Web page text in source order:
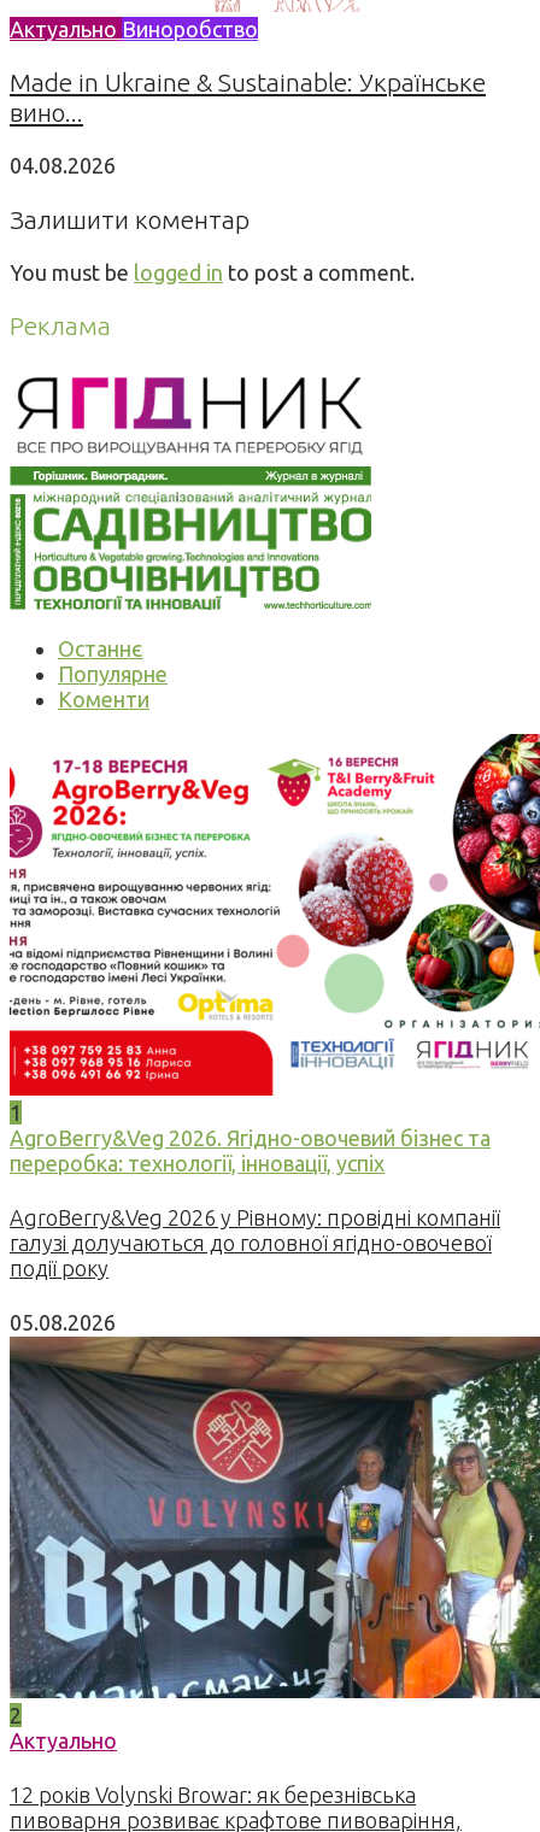
Актуально Виноробство
Made in Ukraine & Sustainable: Українське
вино...
04.08.2026
Залишити коментар
You must be logged in to post a comment.
Реклама
Останнє
Популярне
Коменти
1
AgroBerry&Veg 2026. Ягідно-овочевий бізнес та
переробка: технології, інновації, успіх
AgroBerry&Veg 2026 у Рівному: провідні компанії
галузі долучаються до головної ягідно-овочевої
події року
05.08.2026
2
Актуально
12 років Volynski Browar: як березнівська
пивоварня розвиває крафтове пивоваріння,